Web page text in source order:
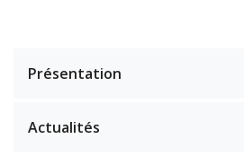
Présentation
Actualités